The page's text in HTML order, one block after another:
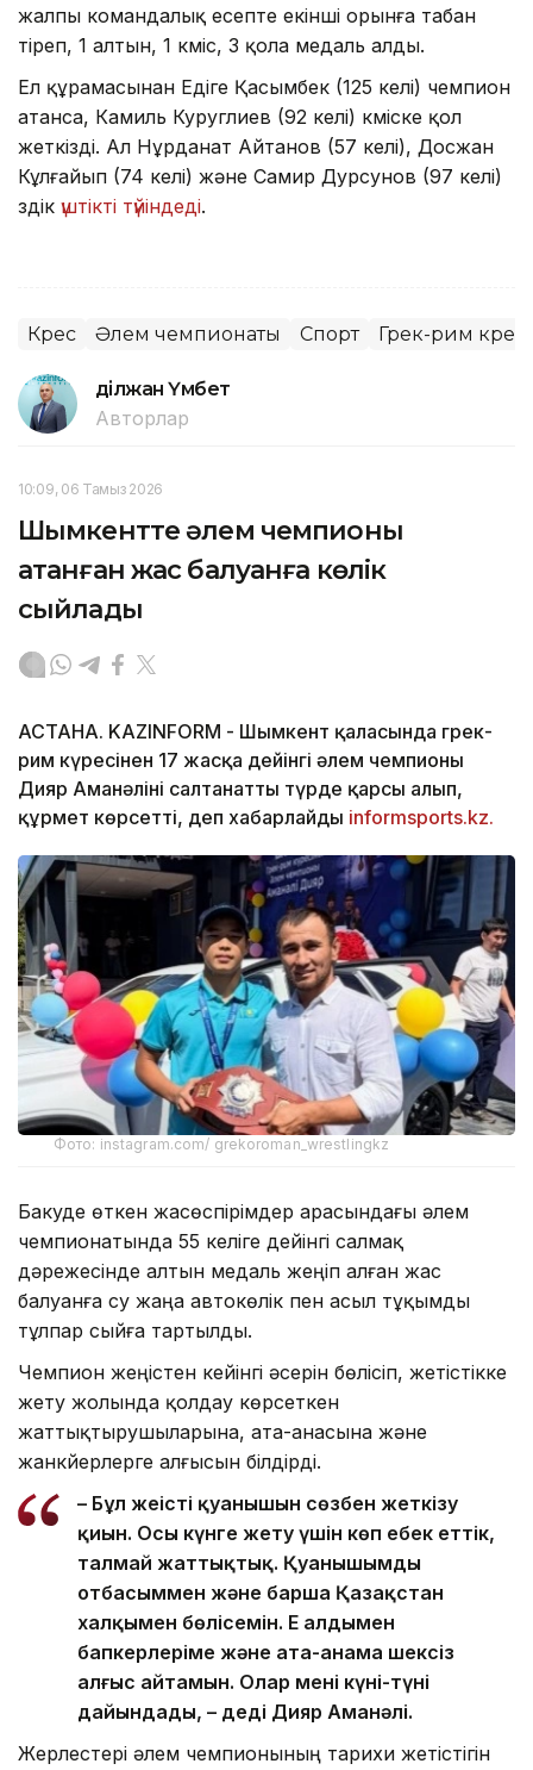
жалпы командалық есепте екінші орынға табан
тіреп, 1 алтын, 1 күміс, 3 қола медаль алды.
Ел құрамасынан Едіге Қасымбек (125 келі) чемпион
атанса, Камиль Куруглиев (92 келі) күміске қол
жеткізді. Ал Нұрданат Айтанов (57 келі), Досжан
Кұлғайып (74 келі) және Самир Дурсунов (97 келі)
үздік үштікті түйіндеді.
Күрес Әлем чемпионаты Спорт Грек-рим күресі
Әділжан Үмбет
Авторлар
10:09, 06 Тамыз 2026
Шымкентте әлем чемпионы
атанған жас балуанға көлік
сыйлады
АСТАНА. KAZINFORM - Шымкент қаласында грек-
рим күресінен 17 жасқа дейінгі әлем чемпионы
Дияр Аманәліні салтанатты түрде қарсы алып,
құрмет көрсетті, деп хабарлайды informsports.kz.
Фото: instagram.com/ grekoroman_wrestlingkz
Бакуде өткен жасөспірімдер арасындағы әлем
чемпионатында 55 келіге дейінгі салмақ
дәрежесінде алтын медаль жеңіп алған жас
балуанға су жаңа автокөлік пен асыл тұқымды
тұлпар сыйға тартылды.
Чемпион жеңістен кейінгі әсерін бөлісіп, жетістікке
жету жолында қолдау көрсеткен
жаттықтырушыларына, ата-анасына және
жанкүйерлерге алғысын білдірді.
– Бұл жеңістің қуанышын сөзбен жеткізу
қиын. Осы күнге жету үшін көп еңбек еттік,
талмай жаттықтық. Қуанышымды
отбасыммен және барша Қазақстан
халқымен бөлісемін. Ең алдымен
бапкерлеріме және ата-анама шексіз
алғыс айтамын. Олар мені күні-түні
дайындады, – деді Дияр Аманәлі.
Жерлестері әлем чемпионының тарихи жетістігін